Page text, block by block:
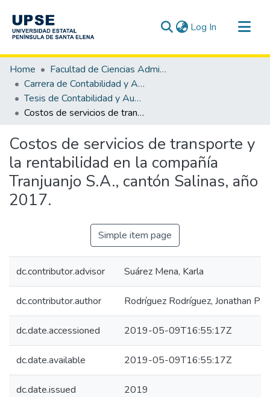
Log In (current)
Communities & Collections
All of DSpace
Statistics
Home
Facultad de Ciencias Administrativas
Carrera de Contabilidad y Auditoría
Tesis de Contabilidad y Auditoría
Costos de servicios de transporte y la rentabilidad en la compañía Tranjuanjo S.A., cantón Salinas, año 2017.
Costos de servicios de transporte y
la rentabilidad en la compañía
Tranjuanjo S.A., cantón Salinas, año
2017.
Simple item page
dc.contributor.advisor Suárez Mena, Karla
dc.contributor.author Rodríguez Rodríguez, Jonathan
dc.date.accessioned 2019-05-09T16:55:17Z
dc.date.available 2019-05-09T16:55:17Z
dc.date.issued 2019